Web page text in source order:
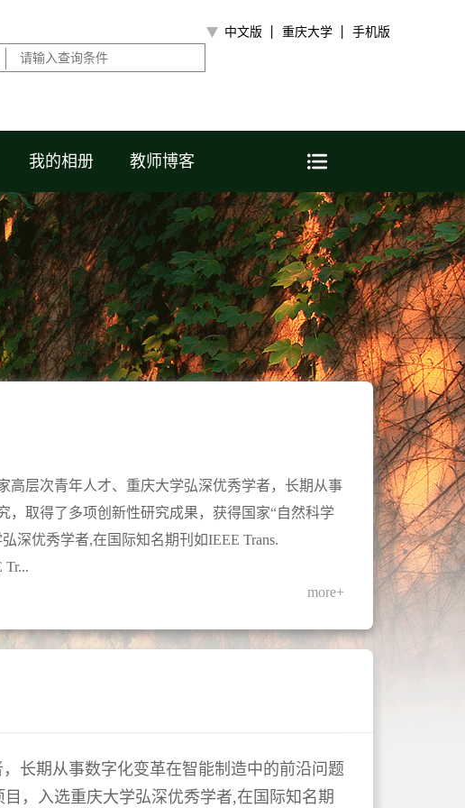
中文版 重庆大学 手机版
我的相册 教师博客
高层次青年人才、重庆大学弘深优秀学者，长期从事
，取得了多项创新性研究成果，获得国家“自然科学
深优秀学者,在国际知名期刊如IEEE Trans.
Tr...
more+
长期从事数字化变革在智能制造中的前沿问题
，入选重庆大学弘深优秀学者,在国际知名期